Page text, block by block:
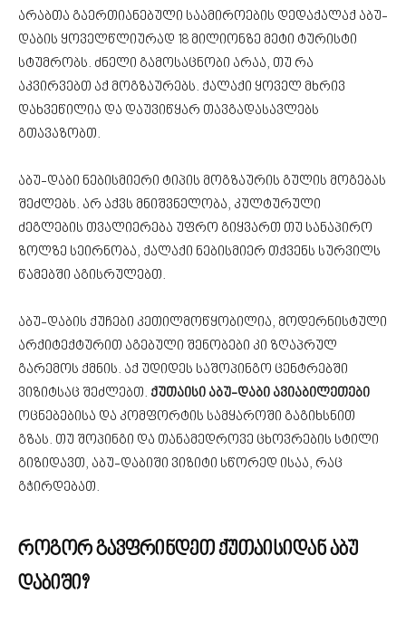
არაბთა გაერთიანებული საამიროების დედაქალაქ აბუ-
დაბის ყოველწლიურად 18 მილიონზე მეტი ტურისტი
სტუმრობს. ძნელი გამოსაცნობი არაა, თუ რა
აკვირვებთ აქ მოგზაურებს. ქალაქი ყოველ მხრივ
დახვეწილია და დაუვიწყარ თავგადასავლებს
გთავაზობთ.
აბუ-დაბი ნებისმიერი ტიპის მოგზაურის გულის მოგებას
შეძლებს. არ აქვს მნიშვნელობა, კულტურული
ძეგლების თვალიერება უფრო გიყვართ თუ სანაპირო
ზოლზე სეირნობა, ქალაქი ნებისმიერ თქვენს სურვილს
წამებში აგისრულებთ.
აბუ-დაბის ქუჩები კეთილმოწყობილია, მოდერნისტული
არქიტექტურით აგებული შენობები კი ზღაპრულ
გარემოს ქმნის. აქ უდიდეს საშოპინგო ცენტრებში
ვიზიტსაც შეძლებთ. ქუთაისი აბუ-დაბი ავიაბილეთები
ოცნებებისა და კომფორტის სამყაროში გაგიხსნით
გზას. თუ შოპინგი და თანამედროვე ცხოვრების სტილი
გიზიდავთ, აბუ-დაბიში ვიზიტი სწორედ ისაა, რაც
გჭირდებათ.
როგორ გავფრინდეთ ქუთაისიდან აბუ
დაბიში?